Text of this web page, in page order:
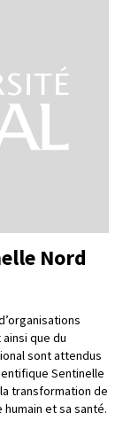
Nord
que du
sont attendus
Sentinelle
transformation de
et sa santé.